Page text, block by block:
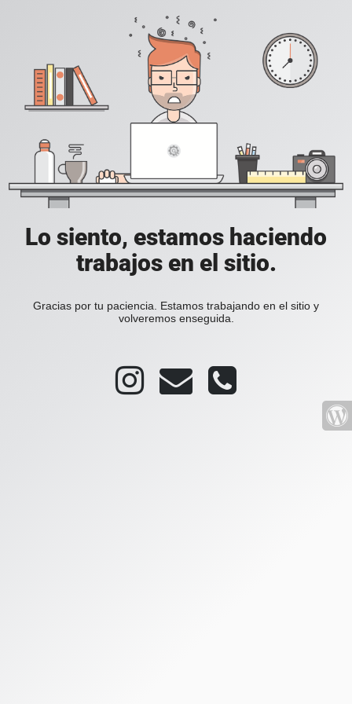
Lo siento, estamos haciendo
trabajos en el sitio.
Gracias por tu paciencia. Estamos trabajando en el sitio y
volveremos enseguida.